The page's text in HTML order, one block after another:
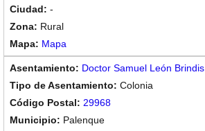
-
Rural
Mapa
Doctor Samuel León Brindis
Colonia
29968
Palenque